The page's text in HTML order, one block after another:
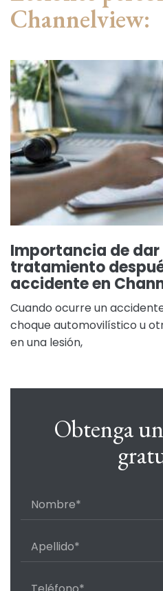
Channelview:
Importancia de
tratamiento
accidente en
Cuando ocurre un
choque automovilístico u
en una lesión,
Obtenga